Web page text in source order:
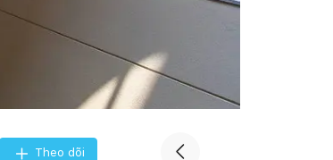
Theo dõi